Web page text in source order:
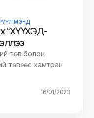
МЭНД
“ХҮҮХЭД-
төв болон
төвөөс хамтран
16/01/2023